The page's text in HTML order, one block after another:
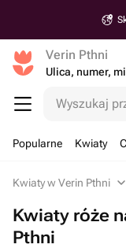
Verin Pthni
Ulica, numer,
Wyszukaj
Popularne Kwiaty
Kwiaty w Verin Pthni
Kwiaty róże
Pthni